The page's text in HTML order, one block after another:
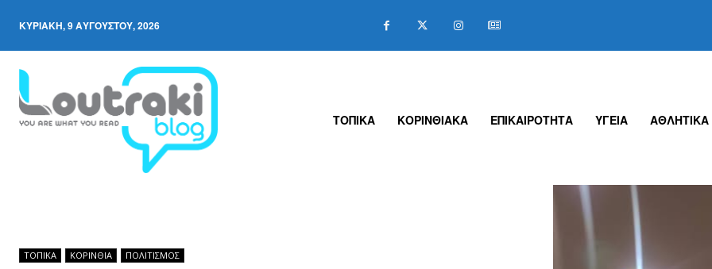
ΚΥΡΙΑΚΉ, 9 ΑΥΓΟΎΣΤΟΥ, 2026
ΤΟΠΙΚΑ ΚΟΡΙΝΘΙΑΚΑ ΕΠΙΚΑΙΡΟΤΗΤΑ ΥΓΕΙΑ ΑΘΛΗΤΙΚΑ
ΤΟΠΙΚΑ ΚΟΡΙΝΘΊΑ ΠΟΛΙΤΙΣΜΟΣ